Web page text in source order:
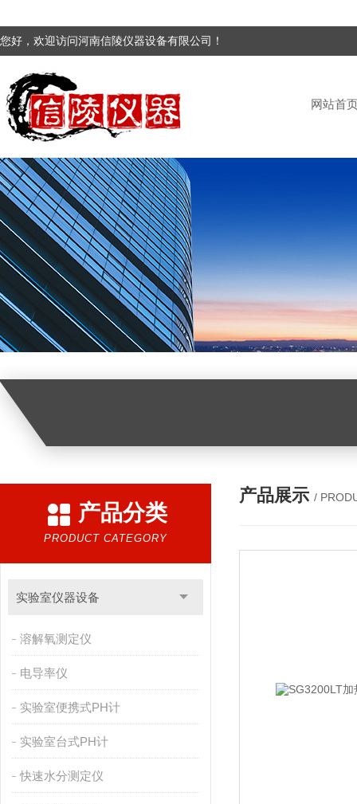
您好，欢迎访问河南信陵仪器设备有限公司！
网站首
产品分类
PRODUCT CATEGORY
实验室仪器设备
溶解氧测定仪
电导率仪
实验室便携式PH计
实验室台式PH计
快速水分测定仪
产品展示 /